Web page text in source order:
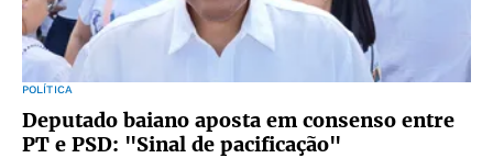
POLÍTICA
Deputado baiano aposta em consenso entre
PT e PSD: "Sinal de pacificação"